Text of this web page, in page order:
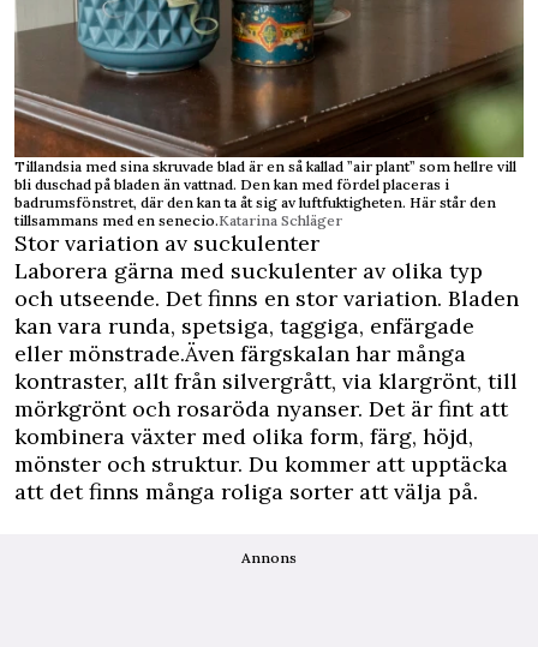
Tillandsia med sina skruvade blad är en så kallad ”air plant” som hellre vill
bli duschad på bladen än vattnad. Den kan med fördel placeras i
badrumsfönstret, där den kan ta åt sig av luftfuktigheten. Här står den
tillsammans med en senecio.Katarina Schläger
Stor variation av suckulenter
Laborera gärna med suckulenter av olika typ
och utseende. Det finns en stor variation. Bladen
kan vara runda, spetsiga, taggiga, enfärgade
eller mönstrade.Även färgskalan har många
kontraster, allt från silvergrått, via klargrönt, till
mörkgrönt och rosaröda nyanser. Det är fint att
kombinera växter med olika form, färg, höjd,
mönster och struktur. Du kommer att upptäcka
att det finns många roliga sorter att välja på.
Annons